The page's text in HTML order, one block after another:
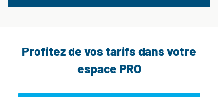
Profitez de vos tarifs dans votre
espace PRO